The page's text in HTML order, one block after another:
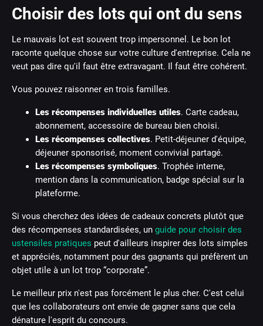
Choisir des lots qui ont du sens
Le mauvais lot est souvent trop impersonnel. Le bon lot
raconte quelque chose sur votre culture d'entreprise. Cela ne
veut pas dire qu'il faut être extravagant. Il faut être cohérent.
Vous pouvez raisonner en trois familles.
Les récompenses individuelles utiles. Carte cadeau,
abonnement, accessoire de bureau bien choisi.
Les récompenses collectives. Petit-déjeuner d'équipe,
déjeuner sponsorisé, moment convivial partagé.
Les récompenses symboliques. Trophée interne,
mention dans la communication, badge spécial sur la
plateforme.
Si vous cherchez des idées de cadeaux concrets plutôt que
des récompenses standardisées, un guide pour choisir des
ustensiles pratiques peut d'ailleurs inspirer des lots simples
et appréciés, notamment pour des gagnants qui préfèrent un
objet utile à un lot trop “corporate”.
Le meilleur prix n'est pas forcément le plus cher. C'est celui
que les collaborateurs ont envie de gagner sans que cela
dénature l'esprit du concours.